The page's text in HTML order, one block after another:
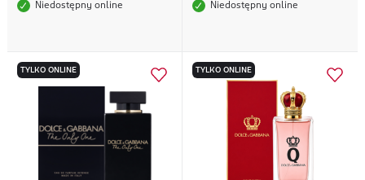
Niedostępny online Niedostępny online
TYLKO ONLINE TYLKO ONLINE